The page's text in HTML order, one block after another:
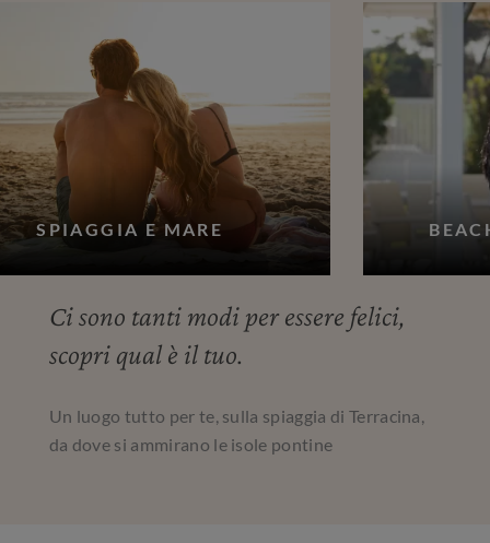
SPIAGGIA E MARE
Ci sono tanti modi per essere felici,
scopri qual è il tuo.
Un luogo tutto per te, sulla spiaggia di Terracina,
da dove si ammirano le isole pontine